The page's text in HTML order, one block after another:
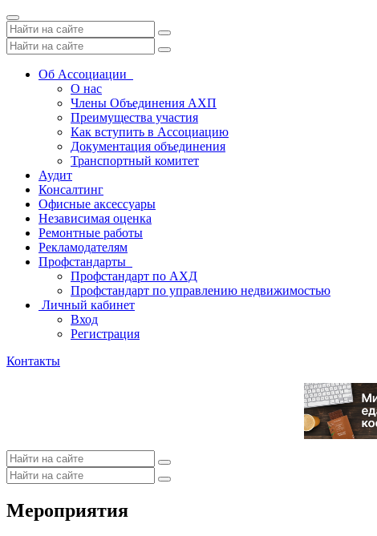
Toggle
navigation
Об Ассоциации
О нас
Члены Объединения АХП
Преимущества участия
Как вступить в Ассоциацию
Документация объединения
Транспортный комитет
Аудит
Консалтинг
Офисные аксессуары
Независимая оценка
Ремонтные работы
Рекламодателям
Профстандарты
Профстандарт по АХД
Профстандарт по управлению недвижимостью
Личный кабинет
Вход
Регистрация
Контакты
Мероприятия